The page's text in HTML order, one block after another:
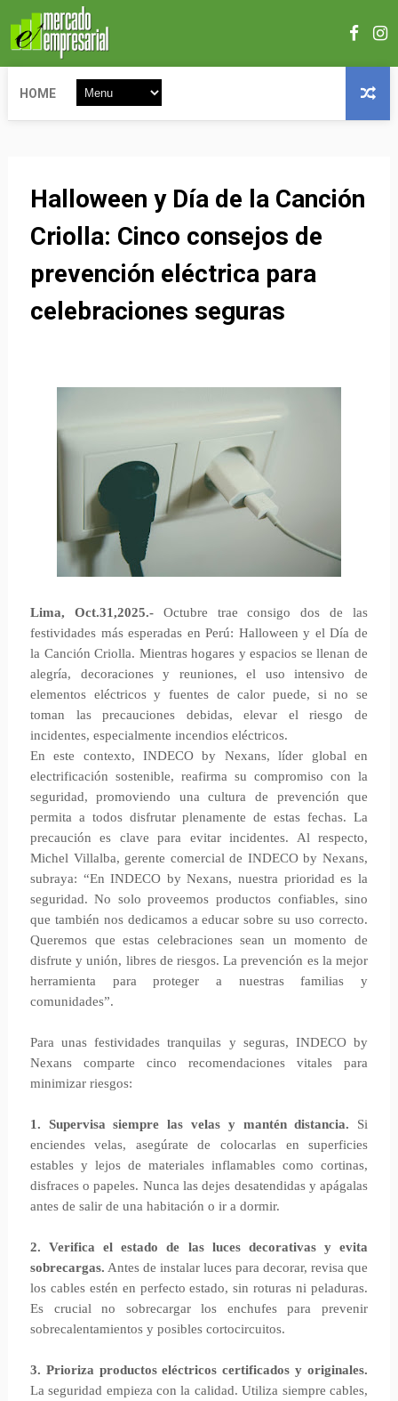
HOME
Halloween y Día de la Canción
Criolla: Cinco consejos de
prevención eléctrica para
celebraciones seguras
Lima, Oct.31,2025.-Octubre trae consigo dos de las
festividades más esperadas en Perú: Halloween y el Día de
la Canción Criolla. Mientras hogares y espacios se llenan de
alegría, decoraciones y reuniones, el uso intensivo de
elementos eléctricos y fuentes de calor puede, si no se
toman las precauciones debidas, elevar el riesgo de
incidentes, especialmente incendios eléctricos.
En este contexto, INDECO by Nexans, líder global en
electrificación sostenible, reafirma su compromiso con la
seguridad, promoviendo una cultura de prevención que
permita a todos disfrutar plenamente de estas fechas. La
precaución es clave para evitar incidentes. Al respecto,
Michel Villalba, gerente comercial de INDECO by Nexans,
subraya: “En INDECO by Nexans, nuestra prioridad es la
seguridad. No solo proveemos productos confiables, sino
que también nos dedicamos a educar sobre su uso correcto.
Queremos que estas celebraciones sean un momento de
disfrute y unión, libres de riesgos. La prevención es la mejor
herramienta para proteger a nuestras familias y
comunidades”.
Para unas festividades tranquilas y seguras, INDECO by
Nexans comparte cinco recomendaciones vitales para
minimizar riesgos:
1. Supervisa siempre las velas y mantén distancia. Si
enciendes velas, asegúrate de colocarlas en superficies
estables y lejos de materiales inflamables como cortinas,
disfraces o papeles. Nunca las dejes desatendidas y apágalas
antes de salir de una habitación o ir a dormir.
2. Verifica el estado de las luces decorativas y evita
sobrecargas. Antes de instalar luces para decorar, revisa que
los cables estén en perfecto estado, sin roturas ni peladuras.
Es crucial no sobrecargar los enchufes para prevenir
sobrecalentamientos y posibles cortocircuitos.
3. Prioriza productos eléctricos certificados y originales.
La seguridad empieza con la calidad. Utiliza siempre cables,